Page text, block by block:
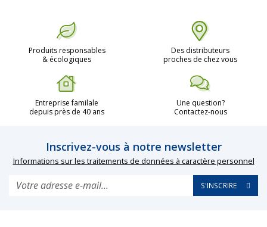
Produits responsables
& écologiques
Des distributeurs
proches de chez vous
Entreprise familale
depuis près de 40 ans
Une question?
Contactez-nous
Inscrivez-vous à notre newsletter
Informations sur les traitements de données à caractère personnel
S'INSCRIRE